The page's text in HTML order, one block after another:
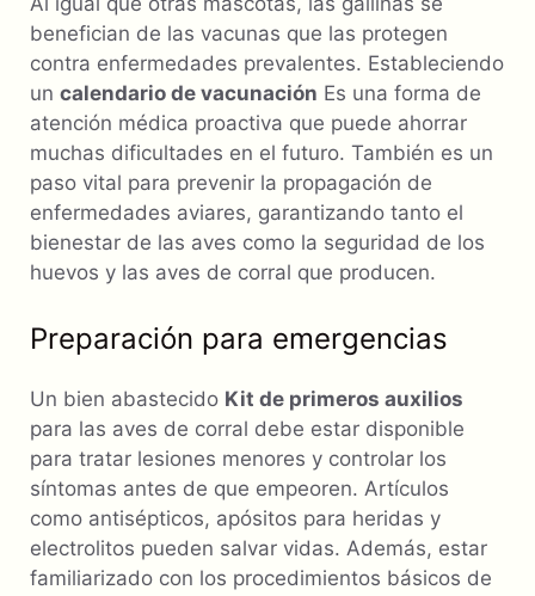
benefician de las vacunas que las protegen
contra enfermedades prevalentes. Estableciendo
un calendario de vacunación Es una forma de
atención médica proactiva que puede ahorrar
muchas dificultades en el futuro. También es un
paso vital para prevenir la propagación de
enfermedades aviares, garantizando tanto el
bienestar de las aves como la seguridad de los
huevos y las aves de corral que producen.
Preparación para emergencias
Un bien abastecido Kit de primeros auxilios
para las aves de corral debe estar disponible
para tratar lesiones menores y controlar los
síntomas antes de que empeoren. Artículos
como antisépticos, apósitos para heridas y
electrolitos pueden salvar vidas. Además, estar
familiarizado con los procedimientos básicos de